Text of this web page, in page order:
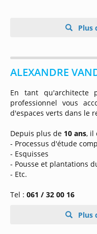
Plus
ALEXANDRE
En tant qu'architecte
professionnel vous
d'espaces verts dans le
Depuis plus de 10 ans, il
- Processus d'étude
- Esquisses
- Pousse et plantations
- Etc.
Tel :061 / 32 00 16
Plus